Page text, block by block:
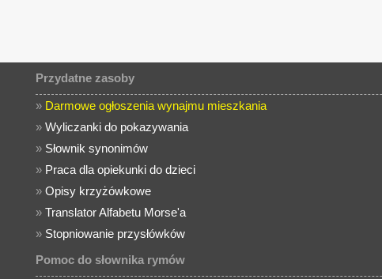
Przydatne zasoby
» Darmowe ogłoszenia wynajmu mieszkania
»Wyliczanki do pokazywania
» Słownik synonimów
» Praca dla opiekunki do dzieci
»Opisy krzyżówkowe
»Translator Alfabetu Morse'a
» Stopniowanie przysłówków
Pomoc do słownika rymów